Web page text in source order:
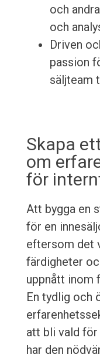
och
och
Driven
passion
säljteam
Skapa
om
för
Att bygga en
för en
eftersom det
färdigheter
uppnått inom
En tydlig och
att bli vald för
har den